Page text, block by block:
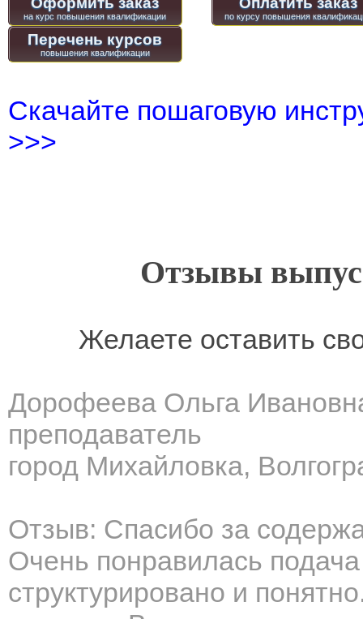
Перечень курсов
повышения квалификации
Скачайте пошаговую
>>>
Отзывы
Желаете оставить
Дорофеева Ольга
преподаватель
город Михайловка,
Отзыв: Спасибо за
Очень понравилась
структурировано и